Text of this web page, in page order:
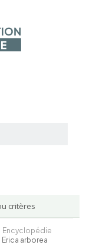
critères
Encyclopédie
Erica arborea